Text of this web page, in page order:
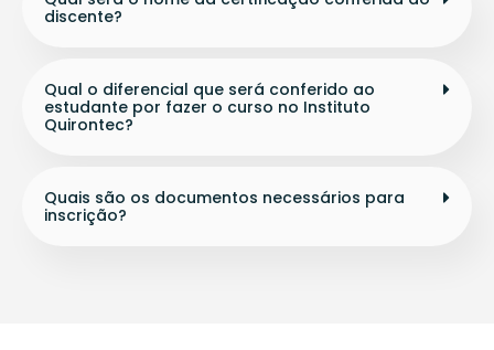
discente?
Qual o diferencial que será conferido ao
estudante por fazer o curso no Instituto
Quirontec?
Quais são os documentos necessários para
inscrição?